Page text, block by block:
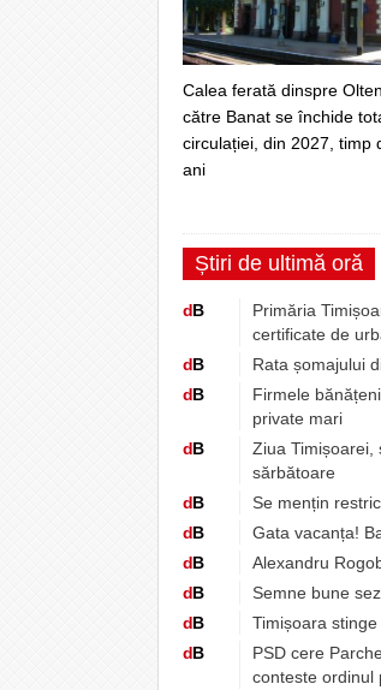
Calea ferată dinspre
către Banat se închide
circulației, din 2027, timp
ani
Știri de ultimă oră
dB
Primăria
certificate de
dB
Rata șomajului
dB
Firmele
private mari
dB
Ziua Timișoarei,
sărbătoare
dB
Se mențin
dB
Gata vacanța!
dB
Alexandru
dB
Semne bune
dB
Timișoara
dB
PSD cere
conteste ordinul